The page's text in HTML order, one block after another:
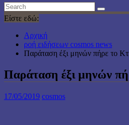
Είστε εδώ:
Αρχική
ροή ειδήσεων cosmos news
Παράταση έξι μηνών πήρε το
Παράταση έξι μηνών
17/05/2019 cosmos